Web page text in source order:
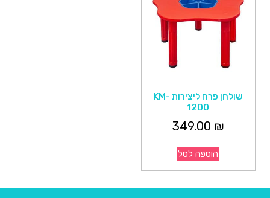
שולחן פרח ליצירות KM-
1200
349.00 ₪
הוספה לסל